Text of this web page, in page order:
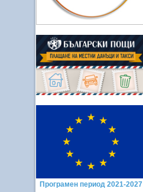
Програмен период 2021-2027